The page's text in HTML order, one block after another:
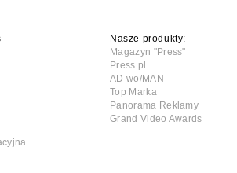
Nasze produkty:
Magazyn "Press"
Press.pl
AD wo/MAN
Top Marka
Panorama Reklamy
Grand Video Awards